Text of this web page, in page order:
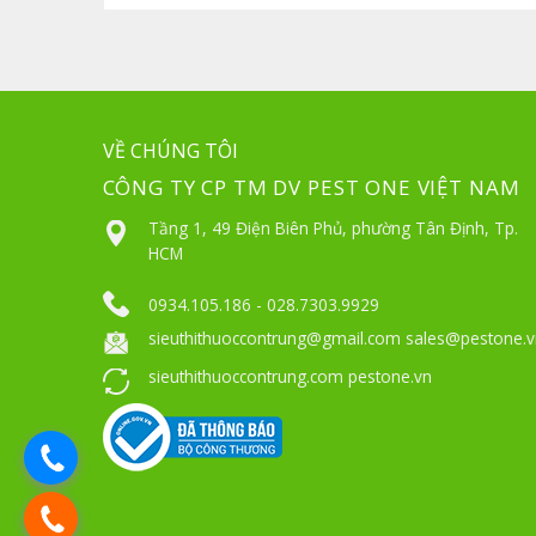
VỀ CHÚNG TÔI
CÔNG TY CP TM DV PEST ONE VIỆT NAM
Tầng 1, 49 Điện Biên Phủ, phường Tân Định, Tp.
HCM
0934.105.186 - 028.7303.9929
sieuthithuoccontrung@gmail.com
sieuthithuoccontrung.com pestone.vn